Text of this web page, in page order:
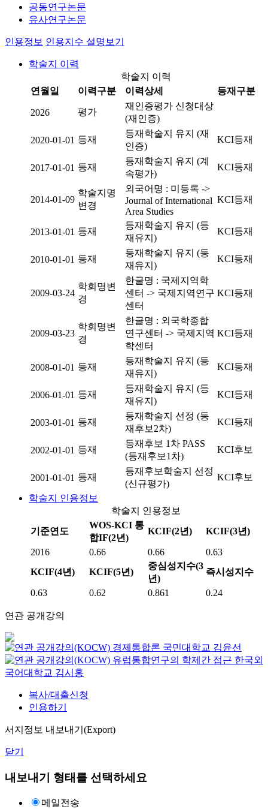
공동연구논문
유사연구논문
인용정보 인용지수 설명보기
학술지 이력
학술지 이력
연월일
이력구분 이력상세 등재구분
2026 평가
재인증평가 신청대상
(재인증)
2020-01-01 등재
등재학술지 유지 (재
인증)
KCI등재
2017-01-01 등재
등재학술지 유지 (계
속평가)
KCI등재
2014-01-09
학술지명
변경
외국어명 : 미등록 ->
Journal of International
Area Studies
KCI등재
2013-01-01 등재
등재학술지 유지 (등
재유지)
KCI등재
2010-01-01 등재
등재학술지 유지 (등
재유지)
KCI등재
2009-03-24
학회명변
경
한글명 : 국제지역학
센터 -> 국제지역연구
센터
KCI등재
2009-03-23
학회명변
경
한글명 : 외국학종합
연구센터 -> 국제지역
학센터
KCI등재
2008-01-01 등재
등재학술지 유지 (등
재유지)
KCI등재
2006-01-01 등재
등재학술지 유지 (등
재유지)
KCI등재
2003-01-01 등재
등재학술지 선정 (등
재후보2차)
KCI등재
2002-01-01 등재
등재후보 1차 PASS
(등재후보1차)
KCI후보
2001-01-01 등재
등재후보학술지 선정
(신규평가)
KCI후보
학술지 인용정보
학술지 인용정보
기준연도
WOS-KCI 통
합IF(2년)
KCIF(2년) KCIF(3년)
2016 0.66 0.66
0.63
KCIF(4년)
KCIF(5년)
중심성지수(3
년)
즉시성지수
0.63 0.62 0.861 0.24
연관 공개강의
경제통합론 국민대학교 김윤선
유럽통합연구의 학제간 접근 한국외
국어대학교 김시홍
복사/대출신청
인용하기
서지정보 내보내기(Export)
닫기
내보내기 형태를 선택하세요
메일전송